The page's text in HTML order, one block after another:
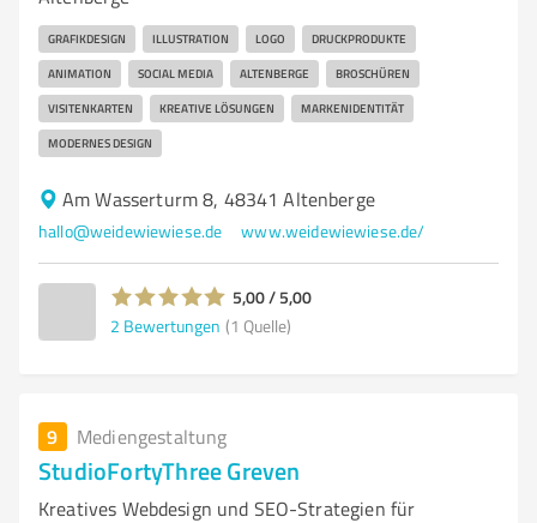
GRAFIKDESIGN ILLUSTRATION LOGO DRUCKPRODUKTE
ANIMATION SOCIAL MEDIA ALTENBERGE BROSCHÜREN
VISITENKARTEN KREATIVE LÖSUNGEN MARKENIDENTITÄT
MODERNES DESIGN
Am Wasserturm 8, 48341 Altenberge
hallo@weidewiewiese.de www.weidewiewiese.de/
5,00 / 5,00
2 Bewertungen (1 Quelle)
9 Mediengestaltung
StudioFortyThree Greven
Kreatives Webdesign und SEO-Strategien für